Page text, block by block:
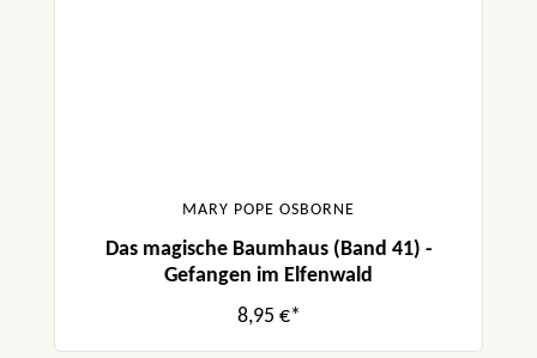
MARY POPE OSBORNE
Das magische Baumhaus (Band 41) -
Gefangen im Elfenwald
8,95 €*